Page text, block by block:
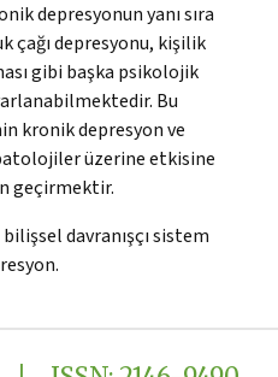
depresyonun yanı sıra
çağı depresyonu, kişilik
gibi başka psikolojik
Bu
kronik depresyon ve
üzerine etkisine
geçirmektir.
bilişsel davranışçı sistem